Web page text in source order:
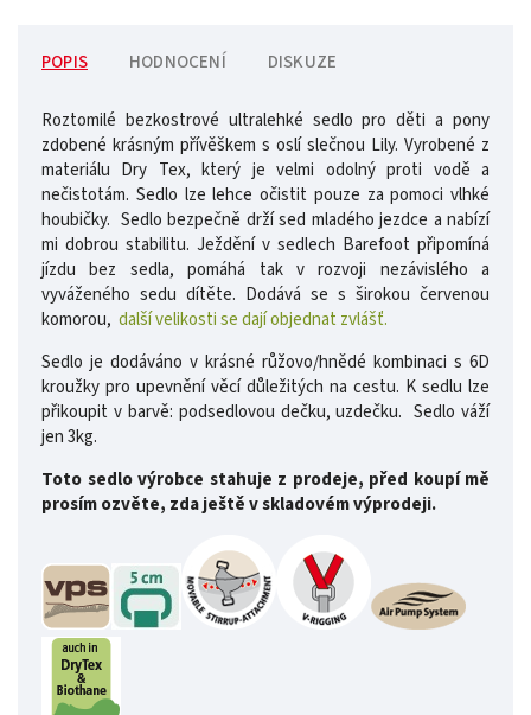
POPIS HODNOCENÍ DISKUZE
Roztomilé bezkostrové ultralehké sedlo pro děti a pony
zdobené krásným přívěškem s oslí slečnou Lily. Vyrobené z
materiálu Dry Tex, který je velmi odolný proti vodě a
nečistotám. Sedlo lze lehce očistit pouze za pomoci vlhké
houbičky. Sedlo bezpečně drží sed mladého jezdce a nabízí
mi dobrou stabilitu. Ježdění v sedlech Barefoot připomíná
jízdu bez sedla, pomáhá tak v rozvoji nezávislého a
vyváženého sedu dítěte. Dodává se s širokou červenou
komorou, další velikosti se dají objednat zvlášť.
Sedlo je dodáváno v krásné růžovo/hnědé kombinaci s 6D
kroužky pro upevnění věcí důležitých na cestu. K sedlu lze
přikoupit v barvě: podsedlovou dečku, uzdečku. Sedlo váží
jen 3kg.
Toto sedlo výrobce stahuje z prodeje, před koupí mě
prosím ozvěte, zda ještě v skladovém výprodeji.